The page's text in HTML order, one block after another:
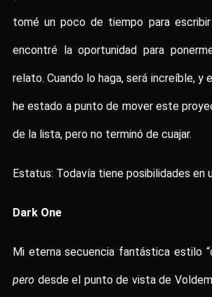
tomé un poco de tiempo para
encontré la oportunidad para
relato. Cuando lo haga, será increíble, y
he estado a punto de mover este
de la lista, pero no terminó de cuajar.
Estatus: Todavía tiene posibilidades en
Dark One
Mi eterna secuencia fantástica estilo
pero desde el punto de vista de